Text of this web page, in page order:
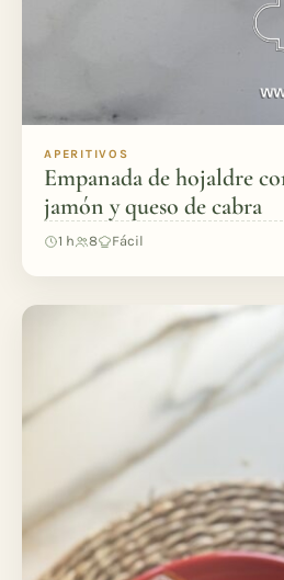
APERITIVOS
Empanada de hojaldre
jamón y queso de cabra
1 h 8 Fácil